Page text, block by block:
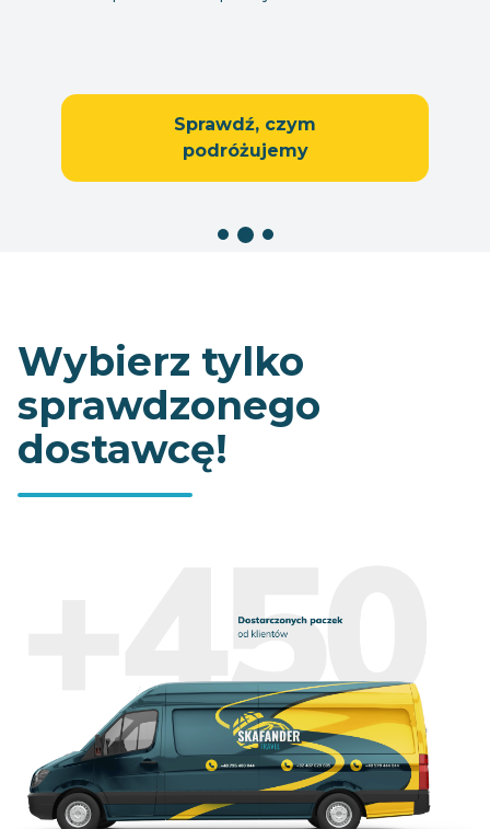
Sprawdź, czym
podróżujemy
Wybierz tylko
sprawdzonego
dostawcę!